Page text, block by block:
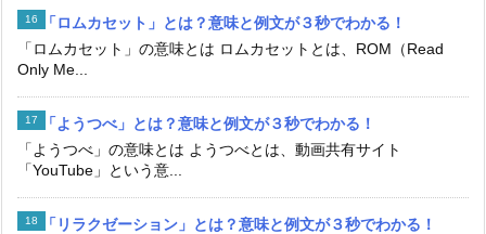
「ロムカセット」とは？意味と例文が３秒でわかる！
「ロムカセット」の意味とは ロムカセットとは、ROM（Read
Only Me...
「ようつべ」とは？意味と例文が３秒でわかる！
「ようつべ」の意味とは ようつべとは、動画共有サイト
「YouTube」という意...
「リラクゼーション」とは？意味と例文が３秒でわかる！